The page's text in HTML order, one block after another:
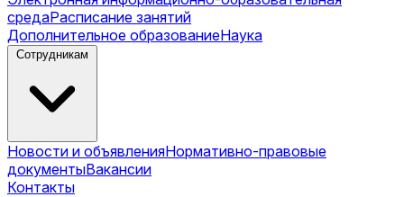
средаРасписание занятий
Дополнительное образованиеНаука
Сотрудникам
Новости и объявленияНормативно-правовые
документыВакансии
Контакты